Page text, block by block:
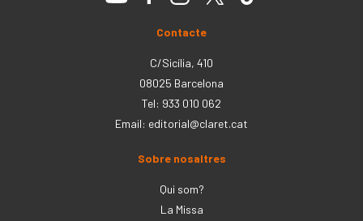
Contacte
C/Sicília, 410
08025 Barcelona
Tel: 933 010 062
Email: editorial@claret.cat
Sobre nosaltres
Qui som?
La Missa